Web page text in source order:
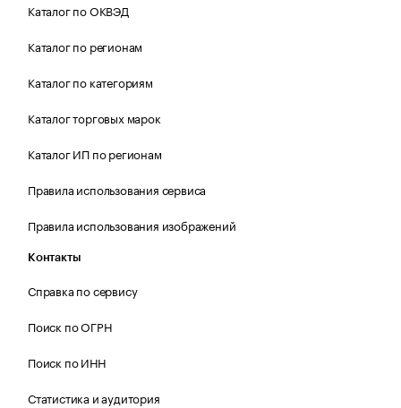
Каталог по ОКВЭД
Каталог по регионам
Каталог по категориям
Каталог торговых марок
Каталог ИП по регионам
Правила использования сервиса
Правила использования изображений
Контакты
Справка по сервису
Поиск по ОГРН
Поиск по ИНН
Статистика и аудитория